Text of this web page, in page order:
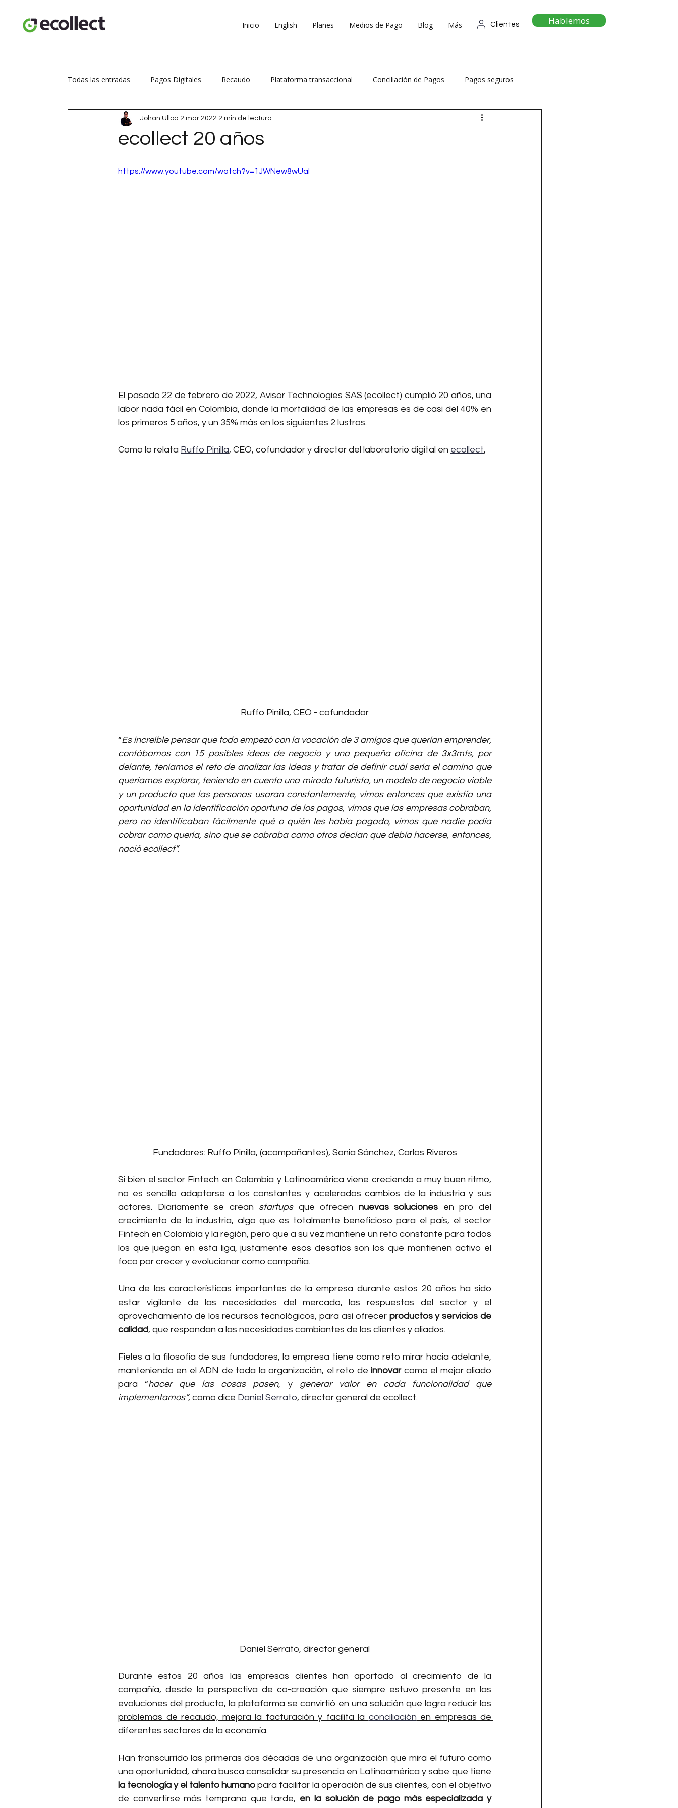
Inicio English Planes Medios de Pago Blog Más Clientes Hablemos
Todas las entradas Pagos Digitales Recaudo Plataforma transaccional Conciliación de Pagos Pagos seguros
Seguridad transaccional Aumenta tus ventas
ecollect 20 años
Johan Ulloa 2 mar 2022 2 min de lectura
https://www.youtube.com/watch?v=1JWNew8wUaI
El pasado 22 de febrero de 2022, Avisor Technologies SAS (ecollect) cumplió 20 años, una
labor nada fácil en Colombia, donde la mortalidad de las empresas es de casi del 40% en
los primeros 5 años, y un 35% más en los siguientes 2 lustros.
Como lo relata Ruffo Pinilla, CEO, cofundador y director del laboratorio digital en ecollect,
Ruffo Pinilla, CEO - cofundador
“Es increíble pensar que todo empezó con la vocación de 3 amigos que querían emprender,
contábamos con 15 posibles ideas de negocio y una pequeña oficina de 3x3mts, por
delante, teníamos el reto de analizar las ideas y tratar de definir cuál sería el camino que
queríamos explorar, teniendo en cuenta una mirada futurista, un modelo de negocio viable
y un producto que las personas usaran constantemente, vimos entonces que existía una
oportunidad en la identificación oportuna de los pagos, vimos que las empresas cobraban,
pero no identificaban fácilmente qué o quién les había pagado, vimos que nadie podía
cobrar como quería, sino que se cobraba como otros decían que debía hacerse, entonces,
nació ecollect”.
Fundadores: Ruffo Pinilla, (acompañantes), Sonia Sánchez, Carlos Riveros
Si bien el sector Fintech en Colombia y Latinoamérica viene creciendo a muy buen ritmo,
no es sencillo adaptarse a los constantes y acelerados cambios de la industria y sus
actores. Diariamente se crean startups que ofrecen nuevas soluciones en pro del
crecimiento de la industria, algo que es totalmente beneficioso para el país, el sector
Fintech en Colombia y la región, pero que a su vez mantiene un reto constante para todos
los que juegan en esta liga, justamente esos desafíos son los que mantienen activo el
foco por crecer y evolucionar como compañía.
Una de las características importantes de la empresa durante estos 20 años ha sido
estar vigilante de las necesidades del mercado, las respuestas del sector y el
aprovechamiento de los recursos tecnológicos, para así ofrecer productos y servicios de
calidad, que respondan a las necesidades cambiantes de los clientes y aliados.
Fieles a la filosofía de sus fundadores, la empresa tiene como reto mirar hacia adelante,
manteniendo en el ADN de toda la organización, el reto de innovar como el mejor aliado
para “hacer que las cosas pasen, y generar valor en cada funcionalidad que
implementamos”, como dice Daniel Serrato, director general de ecollect.
Daniel Serrato, director general
Durante estos 20 años las empresas clientes han aportado al crecimiento de la
compañía, desde la perspectiva de co-creación que siempre estuvo presente en las
evoluciones del producto, la plataforma se convirtió en una solución que logra reducir los
problemas de recaudo, mejora la facturación y facilita la conciliación en empresas de
diferentes sectores de la economía.
Han transcurrido las primeras dos décadas de una organización que mira el futuro como
la tecnología y el talento humano para facilitar la operación de sus clientes, con el objetivo
de convertirse más temprano que tarde, en la solución de pago más especializada y